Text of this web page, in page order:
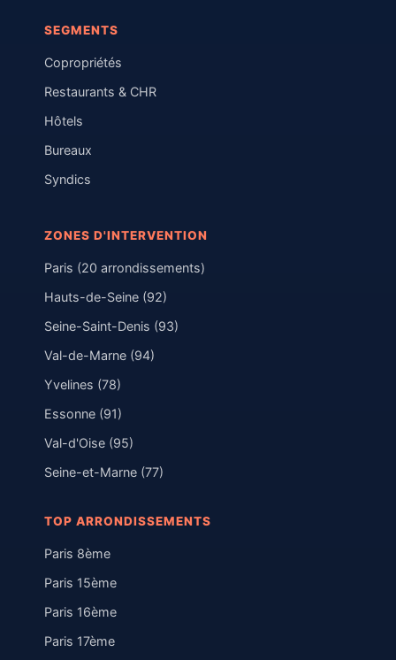
SEGMENTS
Copropriétés
Restaurants & CHR
Hôtels
Bureaux
Syndics
ZONES D'INTERVENTION
Paris (20 arrondissements)
Hauts-de-Seine (92)
Seine-Saint-Denis (93)
Val-de-Marne (94)
Yvelines (78)
Essonne (91)
Val-d'Oise (95)
Seine-et-Marne (77)
TOP ARRONDISSEMENTS
Paris 8ème
Paris 15ème
Paris 16ème
Paris 17ème